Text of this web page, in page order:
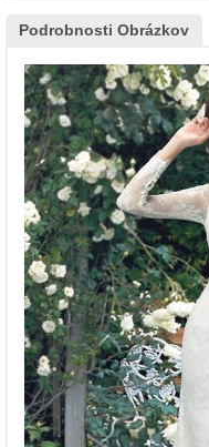
Podrobnosti Obrázkov